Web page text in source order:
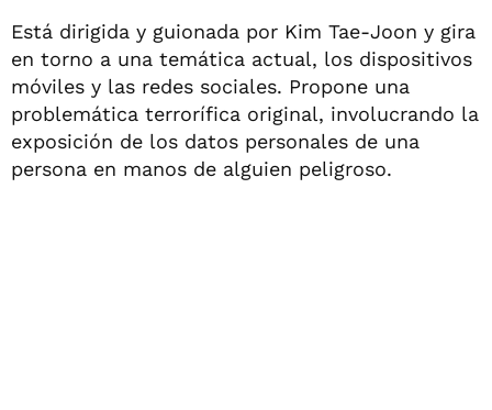
Está dirigida y guionada por Kim Tae-Joon y gira
en torno a una temática actual, los dispositivos
móviles y las redes sociales. Propone una
problemática terrorífica original, involucrando la
exposición de los datos personales de una
persona en manos de alguien peligroso.